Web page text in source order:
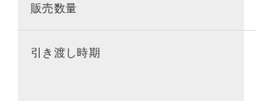
販売数量
引き渡し時期